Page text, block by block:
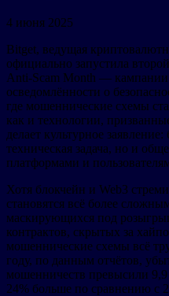
4 июня 2025
Bitget, ведущая
официально запустила
Anti-Scam Month —
осведомлённости о
где мошеннические схемы
как и технологии,
делает культурное
техническая задача, но и
платформами и
Хотя блокчейн и Web3
становятся всё более
маскирующихся под
контрактов, скрытых за
мошеннические схемы всё
году, по данным отчётов,
мошенничеств превысили
24% больше по сравнению с